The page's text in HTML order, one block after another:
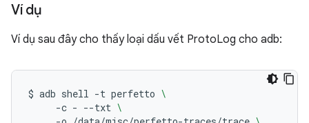
Ví dụ
Ví dụ sau đây cho thấy loại dấu vết ProtoLog cho adb:
$ adb shell -t perfetto \
-c - --txt \